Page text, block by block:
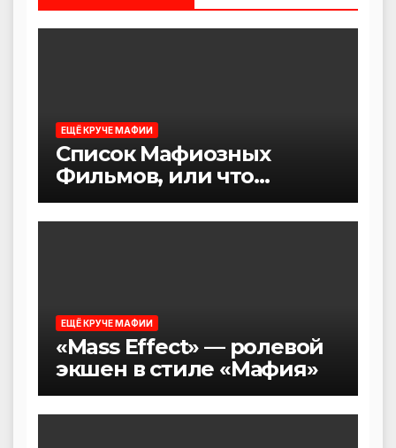
ЕЩЁ КРУЧЕ МАФИИ
Список Мафиозных
Фильмов, или что
посмотреть после игры в
Мафию
ЕЩЁ КРУЧЕ МАФИИ
«Mass Effect» — ролевой
экшен в стиле «Мафия»